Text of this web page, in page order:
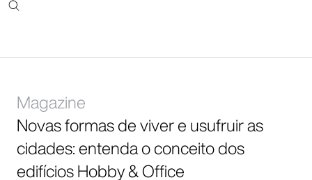
Magazine
Novas formas de viver e usufruir as
cidades: entenda o conceito dos
edifícios Hobby & Office